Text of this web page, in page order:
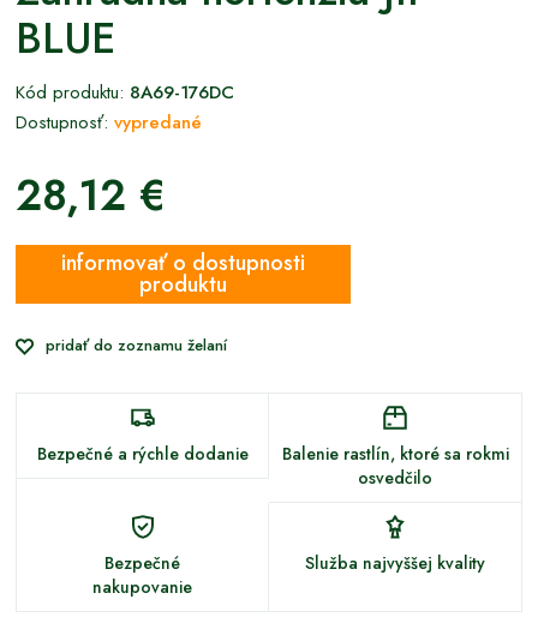
BLUE
Kód produktu: 8A69-176DC
Dostupnosť: vypredané
28,12 €
informovať o dostupnosti
produktu
pridať do zoznamu želaní
Bezpečné a rýchle dodanie
Balenie rastlín, ktoré sa rokmi
osvedčilo
Bezpečné
nakupovanie
Služba najvyššej kvality